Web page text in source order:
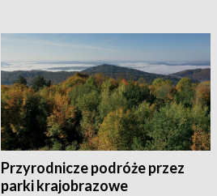
Przyrodnicze podróże przez
parki krajobrazowe